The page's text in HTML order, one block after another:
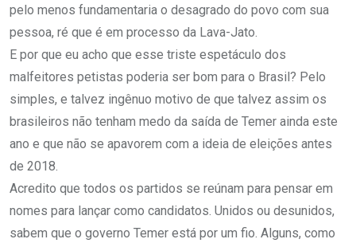
pelo menos fundamentaria o desagrado do povo com sua
pessoa, ré que é em processo da Lava-Jato.
E por que eu acho que esse triste espetáculo dos
malfeitores petistas poderia ser bom para o Brasil? Pelo
simples, e talvez ingênuo motivo de que talvez assim os
brasileiros não tenham medo da saída de Temer ainda este
ano e que não se apavorem com a ideia de eleições antes
de 2018.
Acredito que todos os partidos se reúnam para pensar em
nomes para lançar como candidatos. Unidos ou desunidos,
sabem que o governo Temer está por um fio. Alguns, como